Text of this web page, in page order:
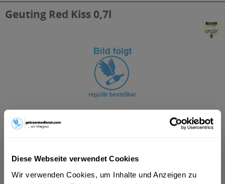
Diese Webseite verwendet Cookies
Wir verwenden Cookies, um Inhalte und Anzeigen zu
Geuting Red Kiss 0,7l
ab 101,01 € *
Inhalt:0.7 Liter (144,30 € * / 1 Liter)